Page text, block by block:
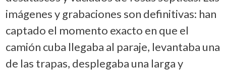
imágenes y grabaciones son definitivas: han
captado el momento exacto en que el
camión cuba llegaba al paraje, levantaba una
de las trapas, desplegaba una larga y